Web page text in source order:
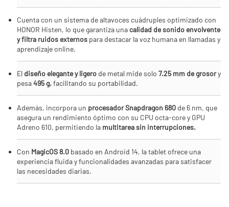
Cuenta con un sistema de altavoces cuádruples optimizado con
HONOR Histen, lo que garantiza una calidad de sonido envolvente
y filtra ruidos externos para destacar la voz humana en llamadas y
aprendizaje online.
El diseño elegante y ligero de metal mide solo 7.25 mm de grosory
pesa495 g, facilitando su portabilidad.
Además, incorpora un procesador Snapdragon 680 de 6 nm, que
asegura un rendimiento óptimo con su CPU octa-core y GPU
Adreno 610, permitiendo la multitarea sin interrupciones.
Con MagicOS 8.0 basado en Android 14, la tablet ofrece una
experiencia fluida y funcionalidades avanzadas para satisfacer
las necesidades diarias.